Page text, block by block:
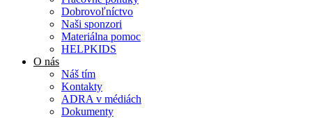
Dobrovoľníctvo
Naši sponzori
Materiálna pomoc
HELPKIDS
O nás
Náš tím
Kontakty
ADRA v médiách
Dokumenty